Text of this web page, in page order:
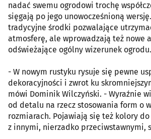
nadać swemu ogrodowi trochę
sięgają po jego unowocześnioną
tradycyjne środki pozwalające
atmosferę, ale wprowadzają też nowe
odświeżające ogólny wizerunek ogrodu.
- W nowym rustyku rysuje się pewne
dekoracyjności i zwrot ku
mówi Dominik Wilczyński. - Wyraźnie
od detalu na rzecz stosowania form o
rozmiarach. Pojawiają się też kolory
z innymi, nierzadko przeciwstawnymi,